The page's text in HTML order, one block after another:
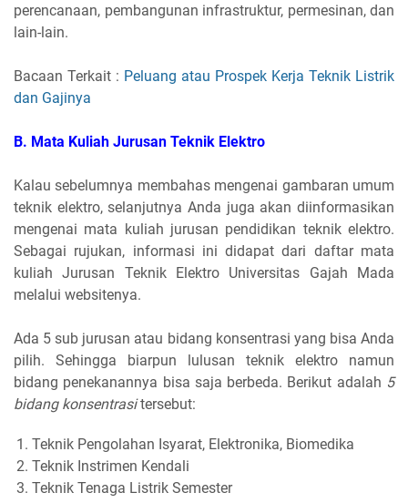
perencanaan, pembangunan infrastruktur, permesinan, dan
lain-lain.
Bacaan Terkait : Peluang atau Prospek Kerja Teknik Listrik
dan Gajinya
B. Mata Kuliah Jurusan Teknik Elektro
Kalau sebelumnya membahas mengenai gambaran umum
teknik elektro, selanjutnya Anda juga akan diinformasikan
mengenai mata kuliah jurusan pendidikan teknik elektro.
Sebagai rujukan, informasi ini didapat dari daftar mata
kuliah Jurusan Teknik Elektro Universitas Gajah Mada
melalui websitenya.
Ada 5 sub jurusan atau bidang konsentrasi yang bisa Anda
pilih. Sehingga biarpun lulusan teknik elektro namun
bidang penekanannya bisa saja berbeda. Berikut adalah 5
bidang konsentrasitersebut:
Teknik Pengolahan Isyarat, Elektronika, Biomedika
Teknik Instrimen Kendali
Teknik Tenaga Listrik Semester